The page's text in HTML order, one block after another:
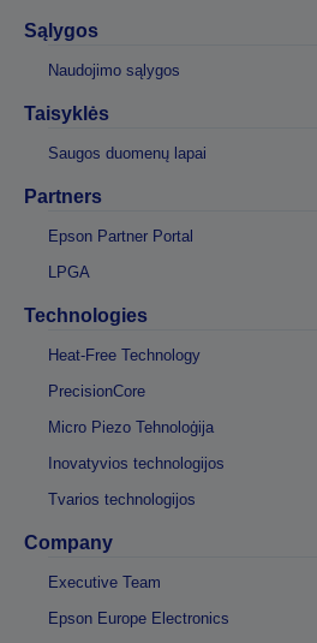
Sąlygos
Naudojimo sąlygos
Taisyklės
Saugos duomenų lapai
Partners
Epson Partner Portal
LPGA
Technologies
Heat-Free Technology
PrecisionCore
Micro Piezo Tehnoloģija
Inovatyvios technologijos
Tvarios technologijos
Company
Executive Team
Epson Europe Electronics